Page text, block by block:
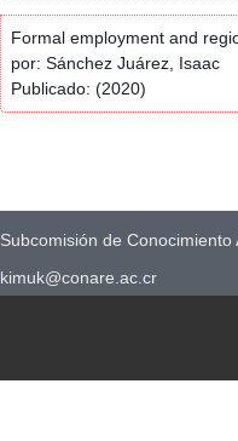
Formal employment and
por: Sánchez Juárez, Isaac
Publicado: (2020)
Subcomisión de Conocimiento
kimuk@conare.ac.cr